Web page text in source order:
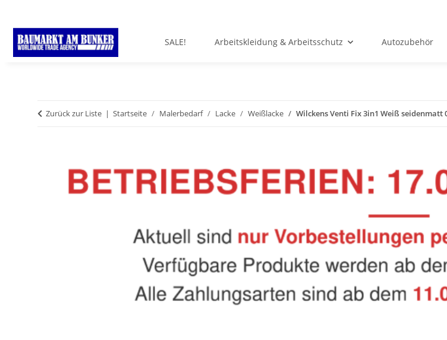
SALE! Arbeitskleidung & Arbeitsschutz Autozubehör
Zurück zur Liste Startseite Malerbedarf Lacke Weißlacke Wilckens Venti Fix 3in1 Weiß seidenmatt